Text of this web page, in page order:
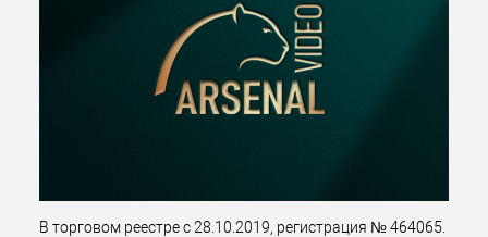
В торговом реестре с 28.10.2019, регистрация № 464065.